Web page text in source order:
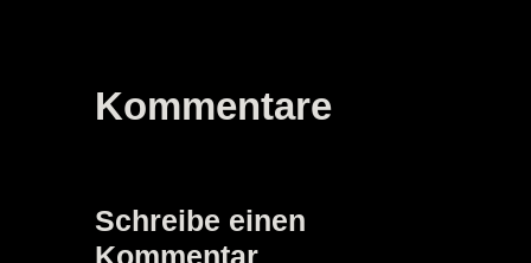
Kommentare
Schreibe einen
Kommentar